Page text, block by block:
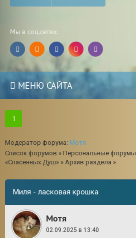
Мы в соц.сетях:
МЕНЮ САЙТА
1
Модератор форума: Мотя
Список форумов » Персональные форумы
«Спасенных Душ» » Архив раздела »
Миля - ласковая крошка
Мотя
02.09.2025 в 13:40